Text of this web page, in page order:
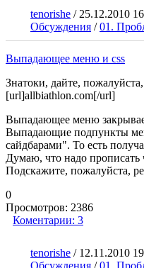
tenorishe / 25.12.2010
Обсуждения /01.
Выпадающее меню и css
Знатоки, дайте,
[url]allbiathlon.com[/url]
Выпадающее меню
Выпадающие подпункты меню
сайдбарами". То есть
Думаю, что надо прописать
Подскажите, пожалуйста,
0
Просмотров: 2386
Коментарии: 3
tenorishe / 12.11.2010
Обсуждения /01.